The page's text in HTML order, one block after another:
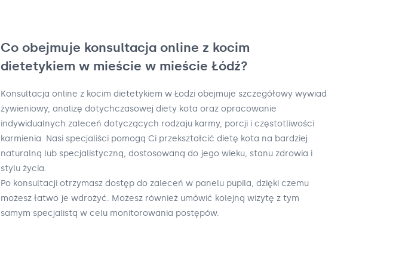
Co obejmuje konsultacja online z kocim
dietetykiem w mieście w mieście Łódź?
Konsultacja online z kocim dietetykiem w Łodzi obejmuje szczegółowy wywiad
żywieniowy, analizę dotychczasowej diety kota oraz opracowanie
indywidualnych zaleceń dotyczących rodzaju karmy, porcji i częstotliwości
karmienia. Nasi specjaliści pomogą Ci przekształcić dietę kota na bardziej
naturalną lub specjalistyczną, dostosowaną do jego wieku, stanu zdrowia i
stylu życia.
Po konsultacji otrzymasz dostęp do zaleceń w panelu pupila, dzięki czemu
możesz łatwo je wdrożyć. Możesz również umówić kolejną wizytę z tym
samym specjalistą w celu monitorowania postępów.